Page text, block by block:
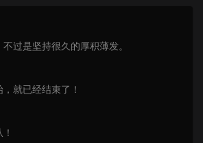
过是坚持很久的厚积薄发。
就已经结束了！